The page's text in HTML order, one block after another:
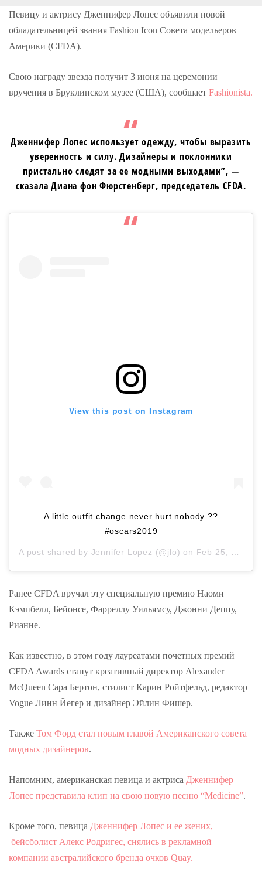
k
n
s
Певицу и актрису Дженнифер Лопес объявили новой
обладательницей звания Fashion Icon Совета модельеров
Америки (CFDA).
Свою награду звезда получит 3 июня на церемонии
вручения в Бруклинском музее (США), сообщает Fashionista.
Дженнифер Лопес использует одежду, чтобы выразить
уверенность и силу. Дизайнеры и поклонники
пристально следят за ее модными выходами”, —
сказала Диана фон Фюрстенберг, председатель CFDA.
View this post on Instagram
A little outfit change never hurt nobody ??
#oscars2019
A post shared by Jennifer Lopez (@jlo) on Feb 25, 2019 at 12:18pm PST
Ранее CFDA вручал эту специальную премию Наоми
Кэмпбелл, Бейонсе, Фарреллу Уильямсу, Джонни Деппу,
Рианне.
Как известно, в этом году лауреатами почетных премий
CFDA Awards станут креативный директор Alexander
McQueen Сара Бертон, стилист Карин Ройтфельд, редактор
Vogue Линн Йегер и дизайнер Эйлин Фишер.
Также Том Форд стал новым главой Американского совета
модных дизайнеров.
Напомним, американская певица и актриса Дженнифер
Лопес представила клип на свою новую песню “Medicine”.
Кроме того, певица Дженнифер Лопес и ее жених,
бейсболист Алекс Родригес, снялись в рекламной
компании австралийского бренда очков Quay.